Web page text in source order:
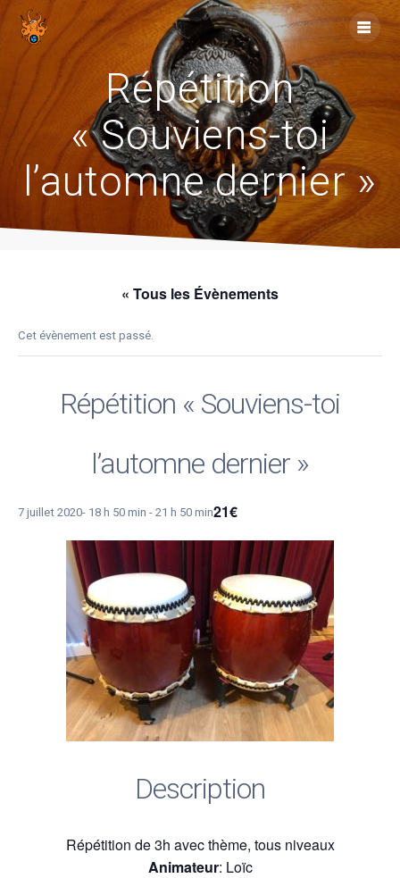
Skip
content
Répétition
« Souviens-toi
l’automne dernier »
« Tous les Évènements
Cet évènement est passé.
Répétition « Souviens-toi
l’automne dernier »
7 juillet 2020- 18 h 50 min - 21 h 50 min21€
Description
Répétition de 3h avec thème, tous niveaux
Animateur: Loïc